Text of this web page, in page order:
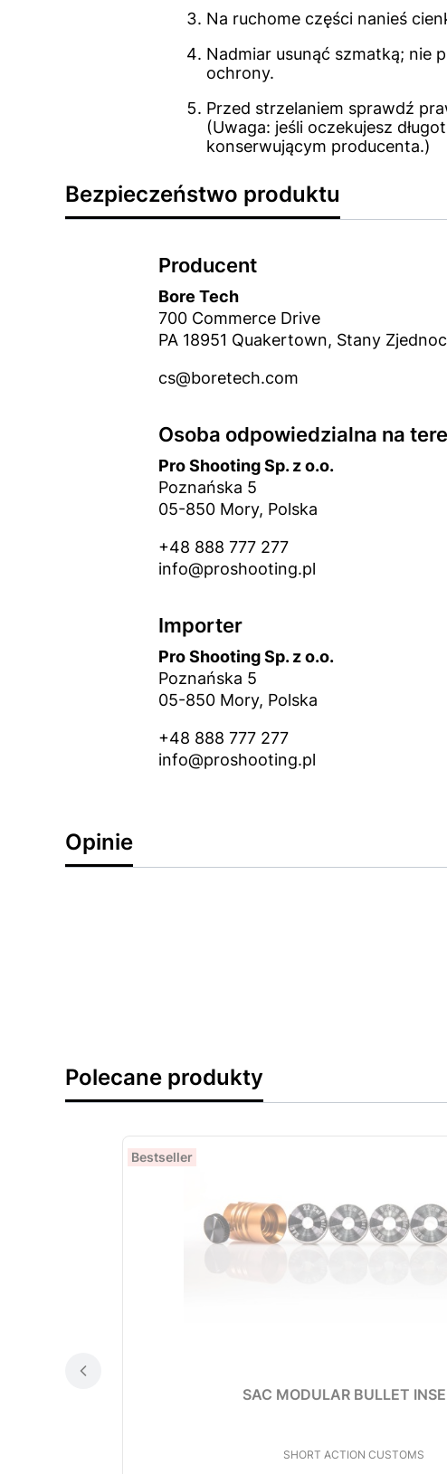
Na ruchome części nanieś
Nadmiar usunąć szmatką; nie
ochrony.
Przed strzelaniem sprawdź
(Uwaga: jeśli oczekujesz
konserwującym producenta.)
Bezpieczeństwo produktu
Producent
Bore Tech
700 Commerce Drive
PA 18951 Quakertown, Stany
cs@boretech.com
Osoba odpowiedzialna na
Pro Shooting Sp. z o.o.
Poznańska 5
05-850 Mory, Polska
+48 888 777 277
info@proshooting.pl
Importer
Pro Shooting Sp. z o.o.
Poznańska 5
05-850 Mory, Polska
+48 888 777 277
info@proshooting.pl
Opinie
Polecane produkty
Bestseller
SAC MODULAR BULLET
PRODUCENT
SHORT ACTION CUSTOMS